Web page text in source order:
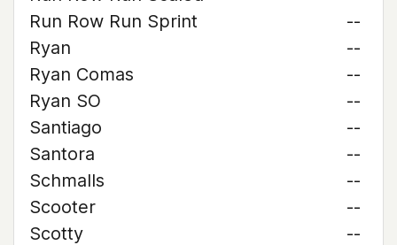
Run Row Run Sprint
--
Ryan
--
Ryan Comas
--
Ryan SO
--
Santiago
--
Santora
--
Schmalls
--
Scooter
--
Scotty
--